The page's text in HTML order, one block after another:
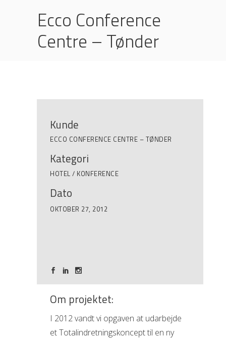
Ecco Conference
Centre – Tønder
Kunde
ECCO CONFERENCE CENTRE – TØNDER
Kategori
HOTEL / KONFERENCE
Dato
OKTOBER 27, 2012
Om projektet:
I 2012 vandt vi opgaven at udarbejde
et Totalindretningskoncept til en ny